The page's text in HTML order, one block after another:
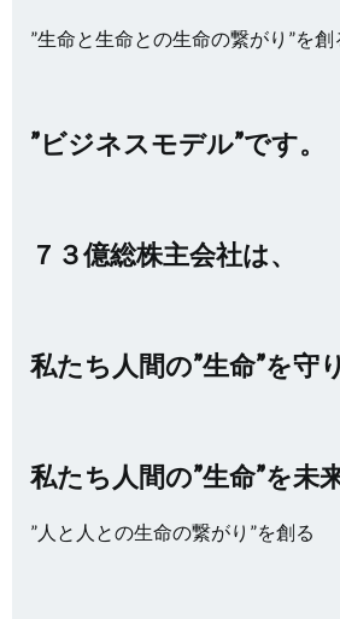
”生命と生命との生命の繋がり”を創
”ビジネスモデル”です。
７３億総株主会社は、
私たち人間の”生命”を守り
私たち人間の”生命”を未
”人と人との生命の繋がり”を創る